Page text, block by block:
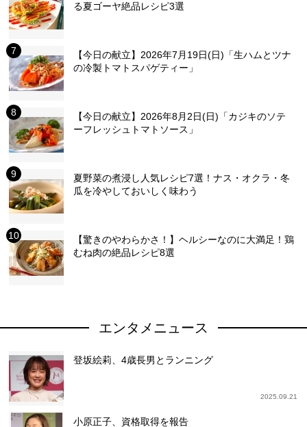
る夏ゴーヤ絶品レシピ3選
【今日の献立】2026年7月19日(日)「生ハムとツナ
の冷製トマトスパゲティー」
【今日の献立】2026年8月2日(日)「カジキのソテ
ーフレッシュトマトソース」
夏野菜の煮浸し人気レシピ7選！ナス・オクラ・冬
瓜を冷やしておいしく味わう
【驚きのやわらかさ！】ヘルシーなのに大満足！鶏
むね肉の絶品レシピ8選
エンタメニュース
登坂絵莉、4歳長男とランニング
2025.09.21
小原正子、資格取得を報告